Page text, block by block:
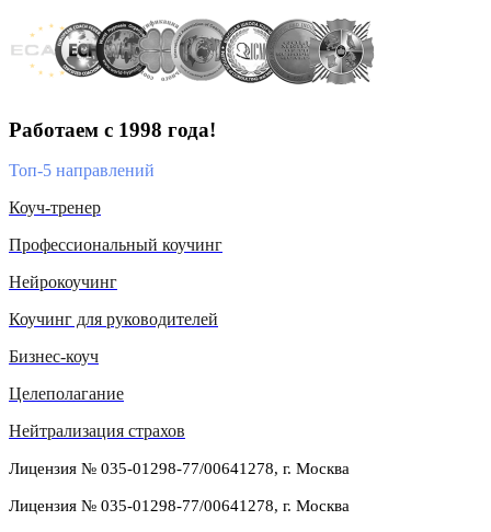
Работаем с 1998 года!
Топ-5 направлений
Коуч-тренер
Профессиональный коучинг
Нейрокоучинг
Коучинг для руководителей
Бизнес-коуч
Целеполагание
Нейтрализация страхов
Лицензия № 035-01298-77/00641278, г. Москва
Лицензия № 035-01298-77/00641278, г. Москва